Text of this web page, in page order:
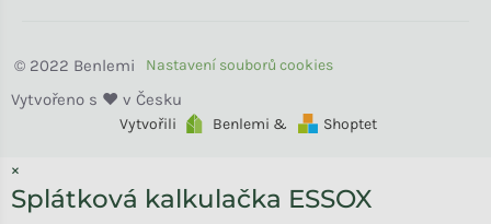
Vytvořili Benlemi & Shoptet
Benlemi
×
Splátková kalkulačka ESSOX